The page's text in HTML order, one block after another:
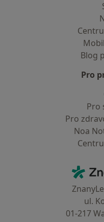
Blog
Pro
Pro
Pro
Noa
ul.
01-217